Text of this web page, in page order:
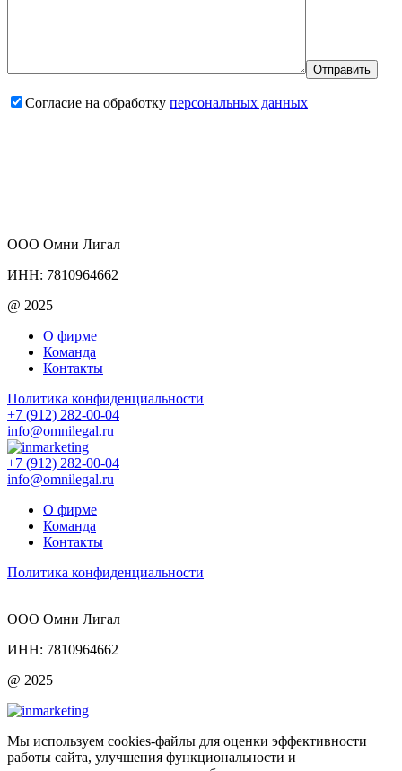
Согласие на обработку персональных данных
ООО Омни Лигал
ИНН: 7810964662
@ 2025
О фирме
Команда
Контакты
Политика конфиденциальности
+7 (912) 282-00-04
info@omnilegal.ru
+7 (912) 282-00-04
info@omnilegal.ru
О фирме
Команда
Контакты
Политика конфиденциальности
ООО Омни Лигал
ИНН: 7810964662
@ 2025
Мы используем сookies-файлы для оценки эффективности
работы сайта, улучшения функциональности и